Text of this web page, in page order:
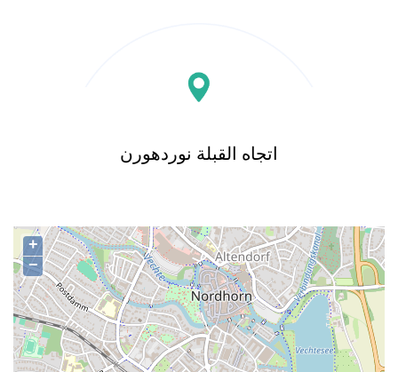
اتجاه القبلة نوردهورن
+
−